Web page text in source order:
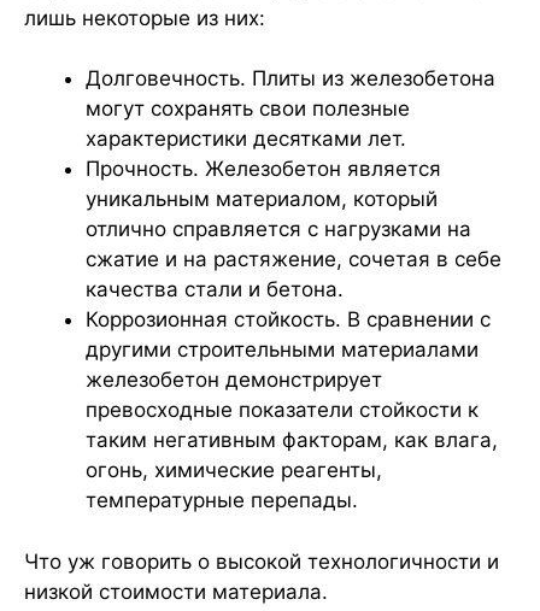
лишь некоторые из них:
Долговечность. Плиты из железобетона
могут сохранять свои полезные
характеристики десятками лет.
Прочность. Железобетон является
уникальным материалом, который
отлично справляется с нагрузками на
сжатие и на растяжение, сочетая в себе
качества стали и бетона.
Коррозионная стойкость. В сравнении с
другими строительными материалами
железобетон демонстрирует
превосходные показатели стойкости к
таким негативным факторам, как влага,
огонь, химические реагенты,
температурные перепады.
Что уж говорить о высокой технологичности и
низкой стоимости материала.